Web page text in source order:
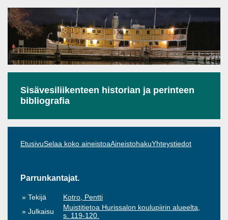
Sisävesiliikenteen historian ja perinteen
bibliografia
Parrunkantajat.
Tekijä
Kotro, Pentti
Julkaisu
Muistitietoa Hurissalon koulupiirin alueelta,
s. 119-120.
EtusivuSelaa koko aineistoaAineistohakuYhteystiedot